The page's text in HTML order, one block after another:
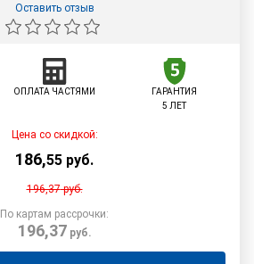
Оставить отзыв
ОПЛАТА ЧАСТЯМИ
ГАРАНТИЯ
5 ЛЕТ
Цена со скидкой:
186,55 руб.
196,37руб.
По картам рассрочки:
196,37 руб.